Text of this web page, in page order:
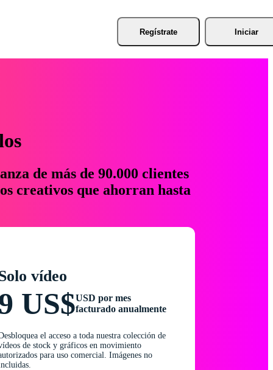
Regístrate Iniciar
de más de 90.000 clientes
creativos que ahorran hasta
vídeo
US$USD por mes
facturado anualmente
el acceso a toda nuestra colección de
de stock y gráficos en movimiento
para uso comercial. Imágenes no